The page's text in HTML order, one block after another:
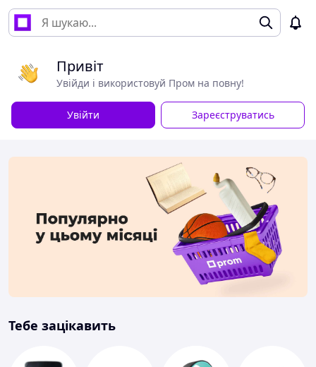
Привіт
Увійди і використовуй Пром на повну!
Увійти Зареєструватись
Тебе зацікавить